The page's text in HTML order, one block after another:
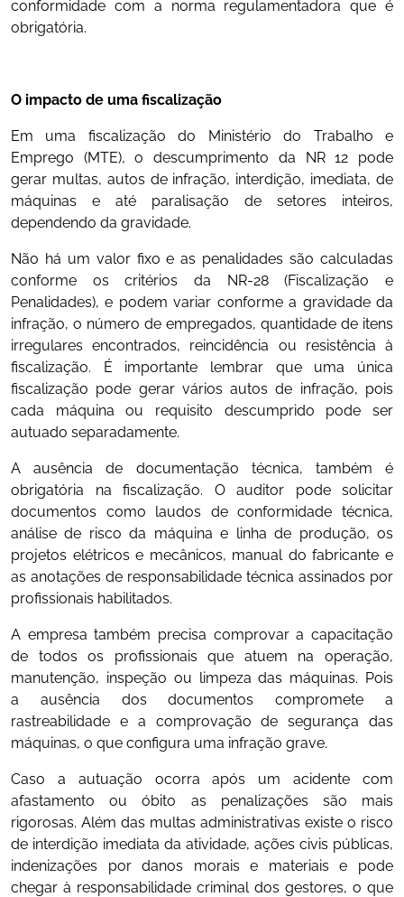
conformidade com a norma regulamentadora que é
obrigatória.
O impacto de uma fiscalização
Em uma fiscalização do Ministério do Trabalho e
Emprego (MTE), o descumprimento da
NR 12
pode
gerar multas, autos de infração, interdição, imediata, de
máquinas e até paralisação de setores inteiros,
dependendo da gravidade.
Não há um valor fixo e as penalidades são calculadas
conforme os critérios da NR-28 (Fiscalização e
Penalidades), e podem variar conforme a gravidade da
infração, o número de empregados, quantidade de itens
irregulares encontrados, reincidência ou resistência à
fiscalização. É importante lembrar que uma única
fiscalização pode gerar vários autos de infração, pois
cada máquina ou requisito descumprido pode ser
autuado separadamente.
A ausência de documentação técnica, também é
obrigatória na fiscalização. O auditor pode solicitar
documentos como laudos de conformidade técnica,
análise de risco da máquina e linha de produção, os
projetos elétricos e mecânicos, manual do fabricante e
as anotações de responsabilidade técnica assinados por
profissionais habilitados.
A empresa também precisa comprovar a capacitação
de todos os profissionais que atuem na operação,
manutenção, inspeção ou limpeza das máquinas. Pois
a ausência dos documentos compromete a
rastreabilidade e a comprovação de segurança das
máquinas, o que configura uma infração grave.
Caso a autuação ocorra após um acidente com
afastamento ou óbito as penalizações são mais
rigorosas. Além das multas administrativas existe o risco
de interdição imediata da atividade, ações civis públicas,
indenizações por danos morais e materiais e pode
chegar à responsabilidade criminal dos gestores, o que